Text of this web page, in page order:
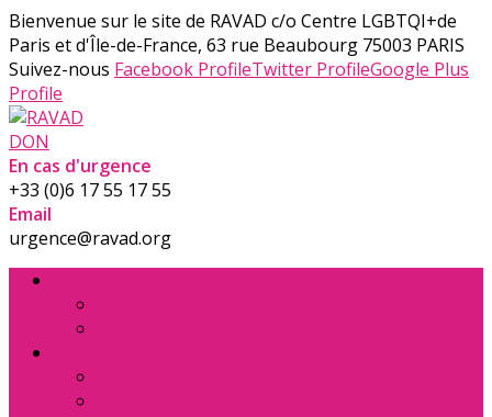
Bienvenue sur le site de RAVAD c/o Centre LGBTQI+de
Paris et d'Île-de-France, 63 rue Beaubourg 75003 PARIS
Suivez-nous Facebook ProfileTwitter ProfileGoogle Plus
Profile
DON
En cas d'urgence
+33 (0)6 17 55 17 55
Email
urgence@ravad.org